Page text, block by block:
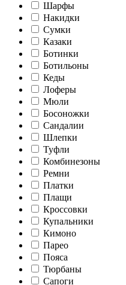
Шарфы
Накидки
Сумки
Казаки
Ботинки
Ботильоны
Кеды
Лоферы
Мюли
Босоножки
Сандалии
Шлепки
Туфли
Комбинезоны
Ремни
Платки
Плащи
Кроссовки
Купальники
Кимоно
Парео
Пояса
Тюрбаны
Сапоги